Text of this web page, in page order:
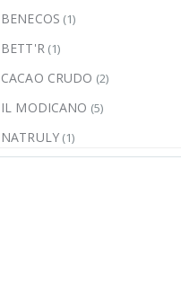
BENECOS (1)
BETT'R (1)
CACAO CRUDO (2)
IL MODICANO (5)
NATRULY(1)